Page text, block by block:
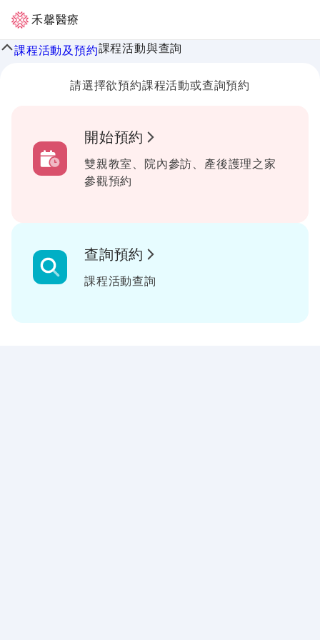
禾馨醫療
課程活動及預約課程活動與查詢
請選擇欲預約課程活動或查詢預約
開始預約
雙親教室、院內參訪、產後護理之家
參觀預約
查詢預約
課程活動查詢